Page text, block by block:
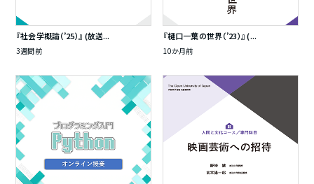
『社会学概論（’25）』 (放送...
3週間前
『樋口一葉の世界（’23）』 (...
10か月前